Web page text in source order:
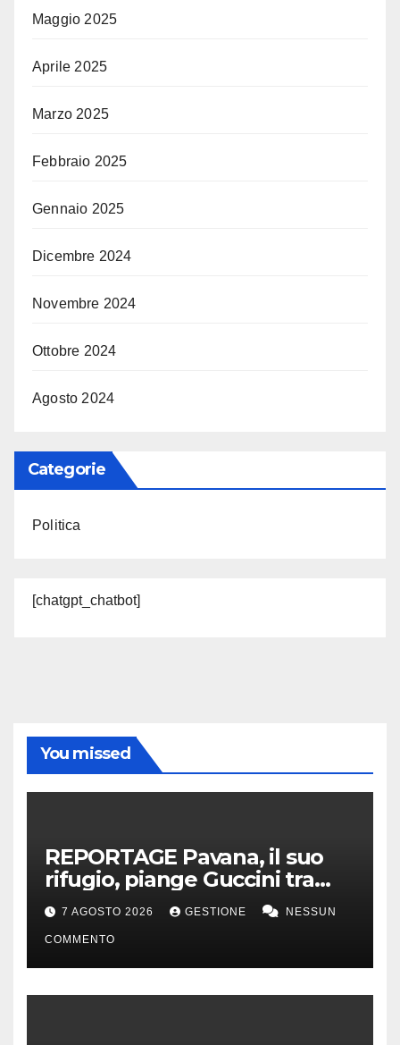
Maggio 2025
Aprile 2025
Marzo 2025
Febbraio 2025
Gennaio 2025
Dicembre 2024
Novembre 2024
Ottobre 2024
Agosto 2024
Categorie
Politica
[chatgpt_chatbot]
You missed
REPORTAGE Pavana, il suo
rifugio, piange Guccini tra
silenzio, lacrime e fiori
7 AGOSTO 2026 GESTIONE NESSUN
COMMENTO